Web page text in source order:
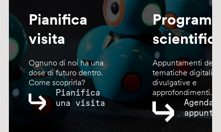
Pianifica
visita
Ognuno di noi ha una
dose di futuro dentro.
Come scoprirla?
Pianifica
una visita
Appuntamenti
tematiche digitali,
divulgative e
approfondimenti.
Agenda